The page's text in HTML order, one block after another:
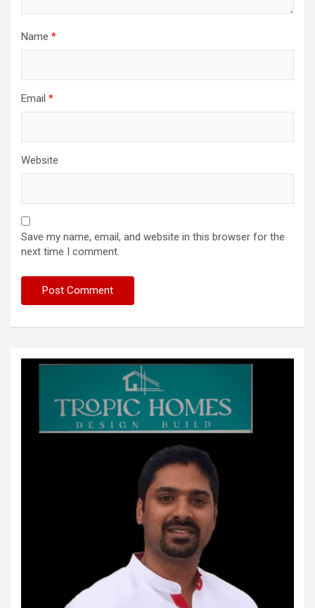
Name *
Email *
Website
Save my name, email, and website in this browser for the
next time I comment.